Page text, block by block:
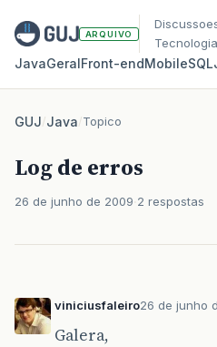
ARQUIVO
Tecnologia
JavaGeralFront‑endMobileSQL
GUJ/Java/Topico
Log de erros
26 de junho de 2009 2 respostas
viniciusfaleiro26 de junho
Galera,